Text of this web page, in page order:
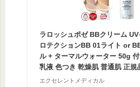
ラロッシュポゼ BBクリーム
ロテクションBB 01ライト or
ル + ターマルウォーター 50g
乳液 色つき 乾燥肌 普通肌 正規
エクセレントメディカル